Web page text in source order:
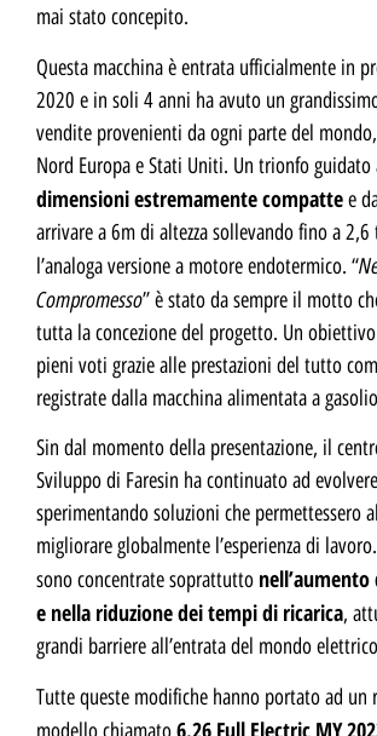
mai stato concepito.
Questa macchina è entrata ufficialmente in
2020 e in soli 4 anni ha avuto un
vendite provenienti da ogni parte del
Nord Europa e Stati Uniti. Un trionfo guidato
dimensioni estremamente compattee
arrivare a 6m di altezza sollevando fino a 2,6
l’analoga versione a motore endotermico. “
Compromesso” è stato da sempre il motto
tutta la concezione del progetto. Un
pieni voti grazie alle prestazioni del tutto
registrate dalla macchina alimentata a
Sin dal momento della presentazione, il
Sviluppo di Faresin ha continuato ad
sperimentando soluzioni che permettessero
migliorare globalmente l’esperienza di
sono concentrate soprattutto
e nella riduzione dei tempi di ricarica,
grandi barriere all’entrata del mondo
Tutte queste modifiche hanno portato ad un
6.26 Full Electric MY